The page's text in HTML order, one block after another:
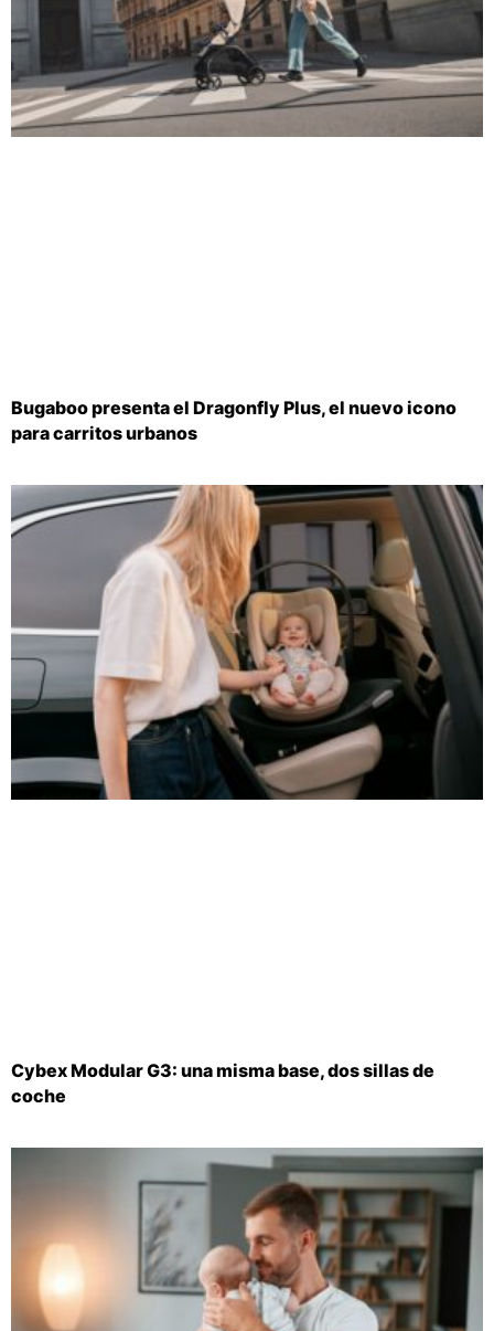
Bugaboo presenta el Dragonfly Plus, el nuevo icono
para carritos urbanos
Cybex Modular G3: una misma base, dos sillas de
coche